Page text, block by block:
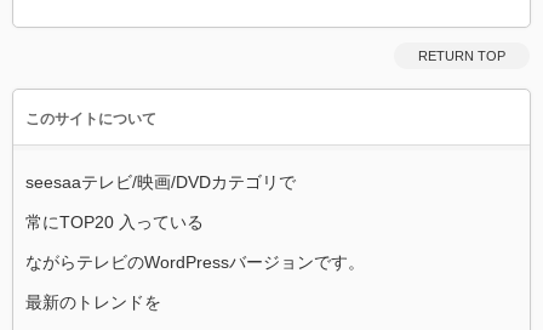
RETURN TOP
このサイトについて
seesaaテレビ/映画/DVDカテゴリで
常にTOP20 入っている
ながらテレビのWordPressバージョンです。
最新のトレンドを